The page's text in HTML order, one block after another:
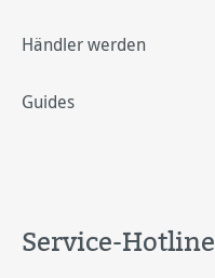
Händler werden
Guides
Service-Hotline